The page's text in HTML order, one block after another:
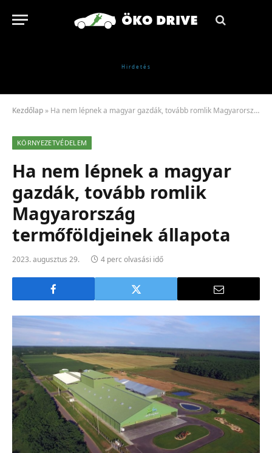
Kezdőlap » Ha nem lépnek a magyar gazdák, tovább romlik Magyarország termőföldjeinek állapota
KÖRNYEZETVÉDELEM
Ha nem lépnek a magyar
gazdák, tovább romlik
Magyarország
termőföldjeinek állapota
2023. augusztus 29. 4 perc olvasási idő